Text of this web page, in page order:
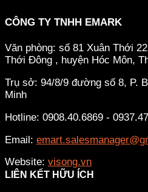
CÔNG TY TNHH EMARK
Văn phòng: số 81 Xuân Thới
Thới Đông , huyện Hóc Môn,
Trụ sở: 94/8/9 đường số 8, P.
Minh
Hotline: 0908.40.6869 -
Email:
Website: visong.vn
LIÊN KẾT HỮU ÍCH